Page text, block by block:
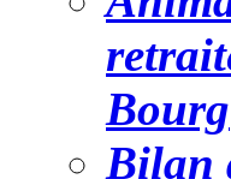
Bourg
Bilan